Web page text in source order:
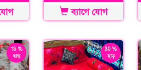
ব্যাগে যোগ
13 %
ছাড়
30 %
ছাড়